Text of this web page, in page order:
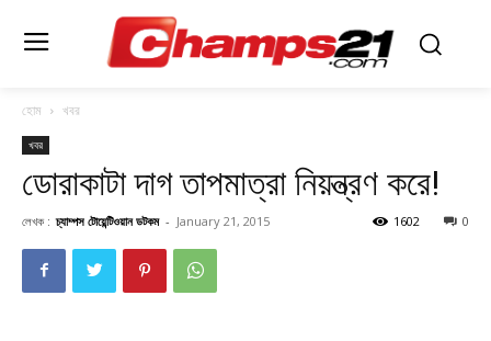
হোম খবর
খবর
ডোরাকাটা দাগ তাপমাত্রা নিয়ন্ত্রণ করে!
লেখক : চ্যাম্পস টোয়েন্টিওয়ান ডটকম - January 21, 2015 0
1602